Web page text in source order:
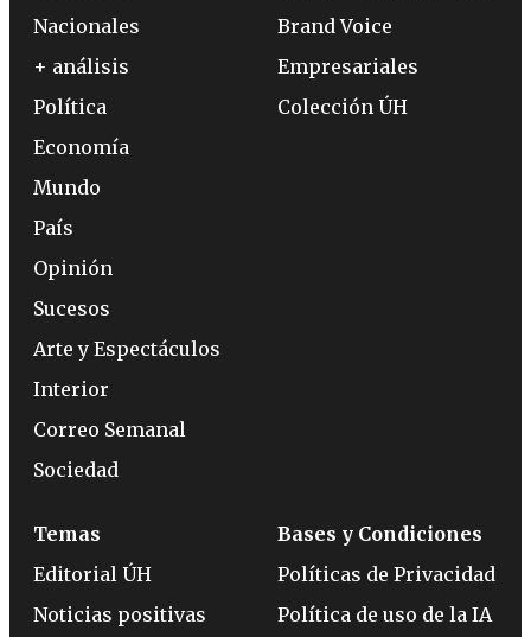
Nacionales
+ análisis
Política
Economía
Mundo
País
Opinión
Sucesos
Arte y Espectáculos
Interior
Correo Semanal
Sociedad
Brand Voice
Empresariales
Colección ÚH
Temas
Editorial ÚH
Noticias positivas
Bases y Condiciones
Políticas de Privacidad
Política de uso de la IA